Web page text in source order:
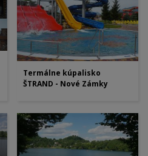
Termálne kúpalisko
ŠTRAND - Nové Zámky